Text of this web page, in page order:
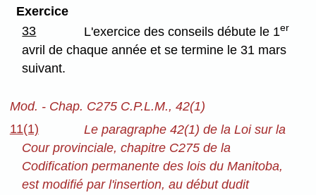
Exercice
33
L'exercice des conseils débute le 1er
avril de chaque année et se termine le 31 mars
suivant.
Mod. - Chap. C275 C.P.L.M., 42(1)
11(1)
Le paragraphe 42(1) de la Loi sur la
Cour provinciale, chapitre C275 de la
Codification permanente des lois du Manitoba,
est modifié par l'insertion, au début dudit